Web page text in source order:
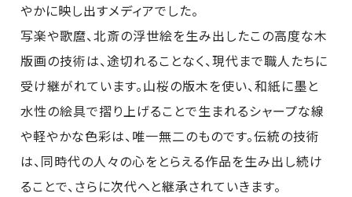
やかに映し出すメディアでした。
写楽や歌麿、北斎の浮世絵を生み出したこの高度な木
版画の技術は、途切れることなく、現代まで職人たちに
受け継がれています。山桜の版木を使い、和紙に墨と
水性の絵具で摺り上げることで生まれるシャープな線
や軽やかな色彩は、唯一無二のものです。伝統の技術
は、同時代の人々の心をとらえる作品を生み出し続け
ることで、さらに次代へと継承されていきます。